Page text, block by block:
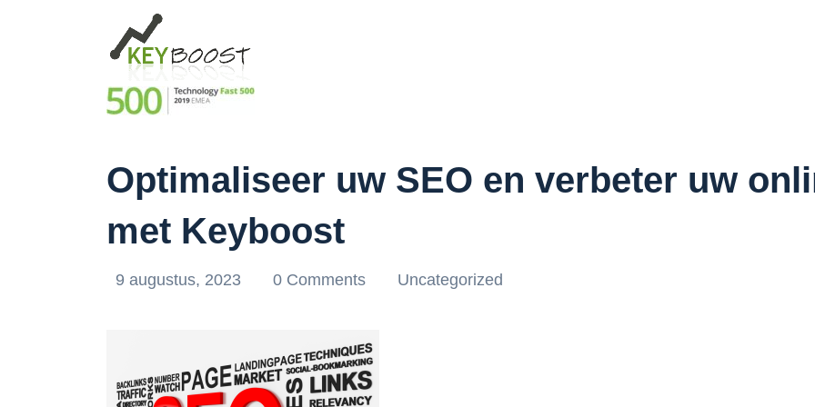
Optimaliseer uw SEO en verbeter uw
met Keyboost
9 augustus, 2023 0 Comments Uncategorized